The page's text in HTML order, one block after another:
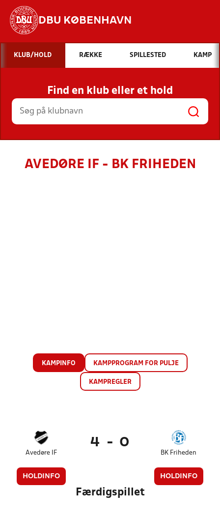
DBU KØBENHAVN
Hvad vil du søge efter?
INDHOLD OG NYHEDER
STILLINGER, RESULTATER, KLUBBER OG
HOLD
KLUB/HOLD RÆKKE SPILLESTED KAMP
Find en klub eller et hold
AVEDØRE IF - BK FRIHEDEN
KAMPINFO KAMPPROGRAM FOR PULJE
KAMPREGLER
Avedøre IF
HOLDINFO
4 - 0
BK Friheden
HOLDINFO
Færdigspillet